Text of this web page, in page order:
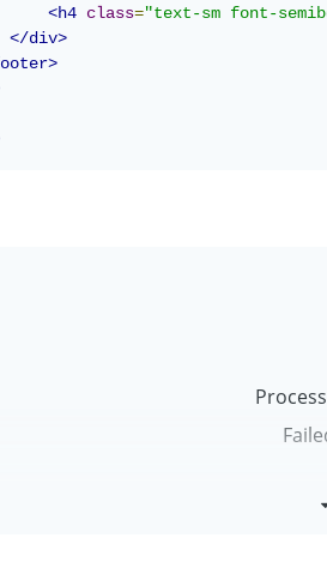
<h4 class="text-sm font-
</div>